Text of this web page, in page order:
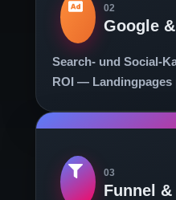
02
Google
Search- und Social-
ROI — Landingpages
03
Funnel